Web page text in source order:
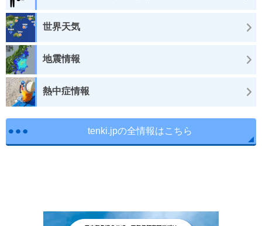
世界天気
地震情報
熱中症情報
tenki.jpの全情報はこちら